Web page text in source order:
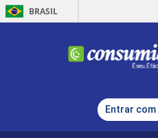
BRASIL
Entrar com